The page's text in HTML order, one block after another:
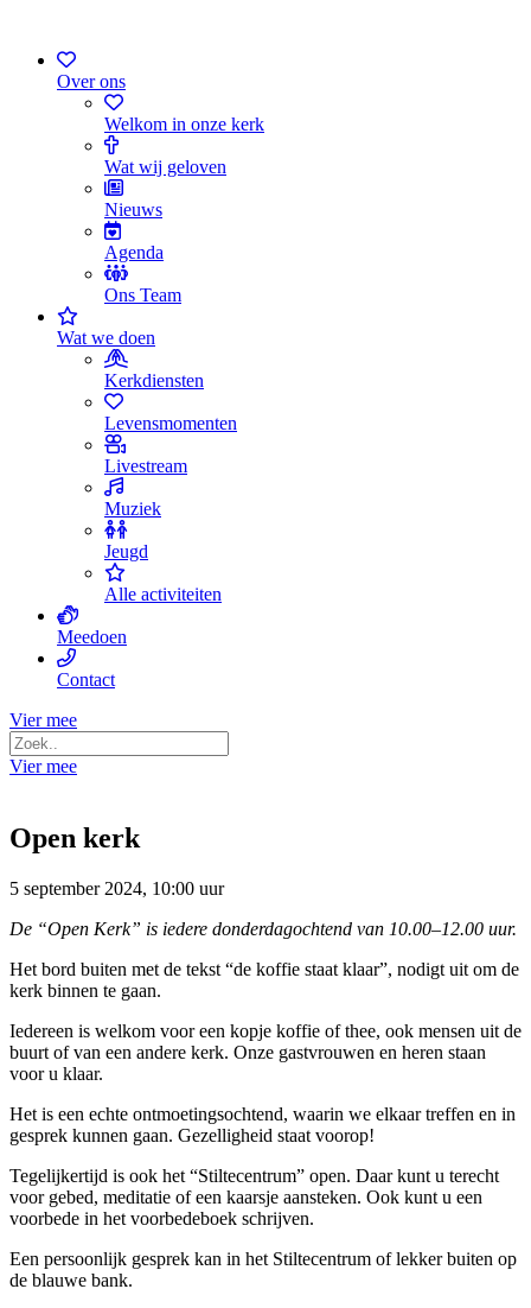
Over ons
Welkom in onze kerk
Wat wij geloven
Nieuws
Agenda
Ons Team
Wat we doen
Kerkdiensten
Levensmomenten
Livestream
Muziek
Jeugd
Alle activiteiten
Meedoen
Contact
Vier mee
Vier mee
Open kerk
5 september 2024, 10:00 uur
De “Open Kerk” is iedere donderdagochtend van 10.00–12.00 uur.
Het bord buiten met de tekst “de koffie staat klaar”, nodigt uit om de
kerk binnen te gaan.
Iedereen is welkom voor een kopje koffie of thee, ook mensen uit de
buurt of van een andere kerk. Onze gastvrouwen en heren staan
voor u klaar.
Het is een echte ontmoetingsochtend, waarin we elkaar treffen en in
gesprek kunnen gaan. Gezelligheid staat voorop!
Tegelijkertijd is ook het “Stiltecentrum” open. Daar kunt u terecht
voor gebed, meditatie of een kaarsje aansteken. Ook kunt u een
voorbede in het voorbedeboek schrijven.
Een persoonlijk gesprek kan in het Stiltecentrum of lekker buiten op
de blauwe bank.